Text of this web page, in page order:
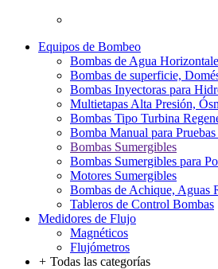
Equipos de Bombeo
Bombas de Agua
Bombas de superficie,
Bombas Inyectoras para
Multietapas Alta Presión,
Bombas Tipo Turbina
Bomba Manual para
Bombas Sumergibles
Bombas Sumergibles para
Motores Sumergibles
Bombas de Achique, Aguas
Tableros de Control Bombas
Medidores de Flujo
Magnéticos
Flujómetros
+ Todas las categorías